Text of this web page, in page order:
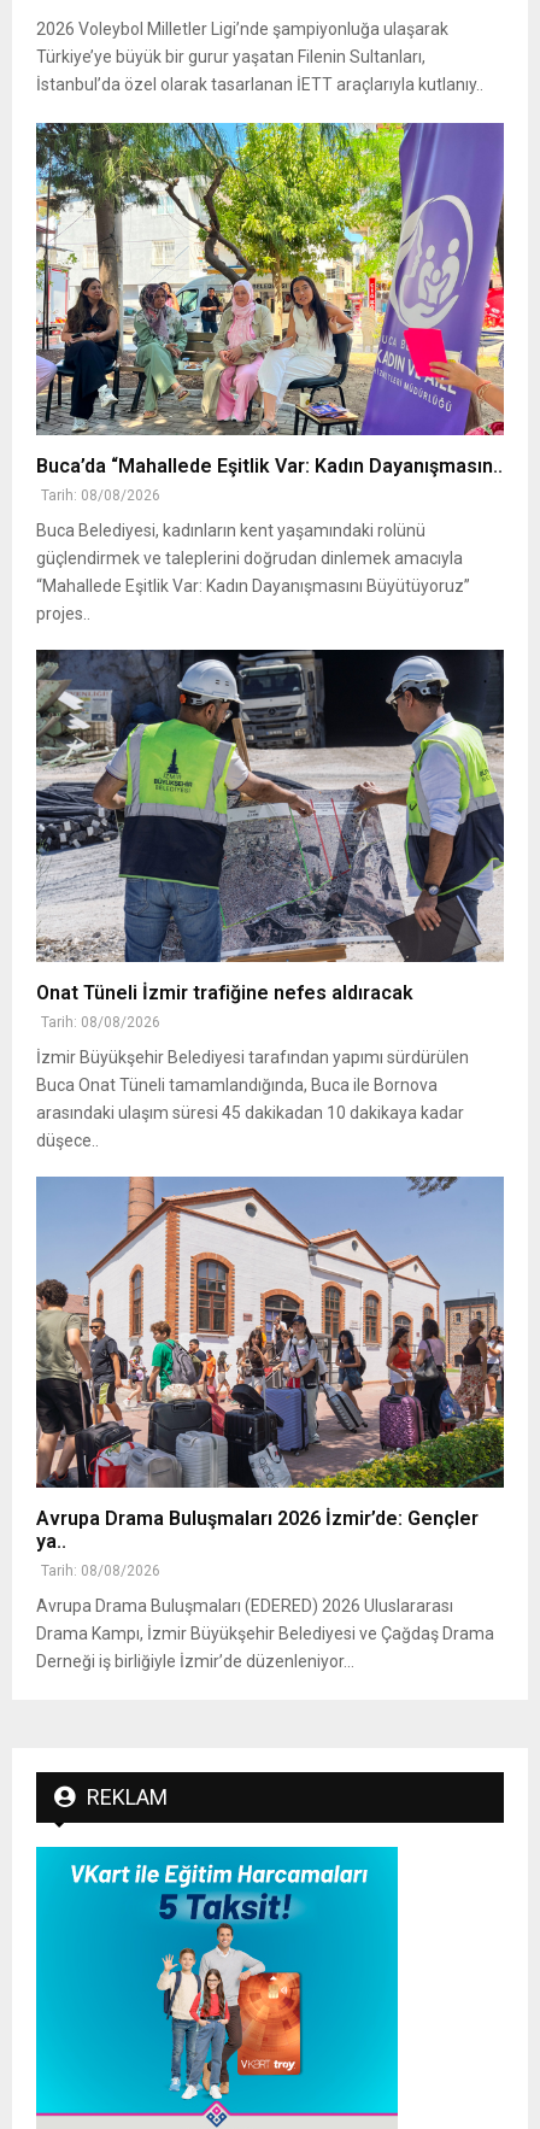
2026 Voleybol Milletler Ligi’nde şampiyonluğa ulaşarak
Türkiye’ye büyük bir gurur yaşatan Filenin Sultanları,
İstanbul’da özel olarak tasarlanan İETT araçlarıyla kutlanıy..
Buca’da “Mahallede Eşitlik Var: Kadın Dayanışmasın..
Tarih: 08/08/2026
Buca Belediyesi, kadınların kent yaşamındaki rolünü
güçlendirmek ve taleplerini doğrudan dinlemek amacıyla
“Mahallede Eşitlik Var: Kadın Dayanışmasını Büyütüyoruz”
projes..
Onat Tüneli İzmir trafiğine nefes aldıracak
Tarih: 08/08/2026
İzmir Büyükşehir Belediyesi tarafından yapımı sürdürülen
Buca Onat Tüneli tamamlandığında, Buca ile Bornova
arasındaki ulaşım süresi 45 dakikadan 10 dakikaya kadar
düşece..
Avrupa Drama Buluşmaları 2026 İzmir’de: Gençler
ya..
Tarih: 08/08/2026
Avrupa Drama Buluşmaları (EDERED) 2026 Uluslararası
Drama Kampı, İzmir Büyükşehir Belediyesi ve Çağdaş Drama
Derneği iş birliğiyle İzmir’de düzenleniyor...
REKLAM